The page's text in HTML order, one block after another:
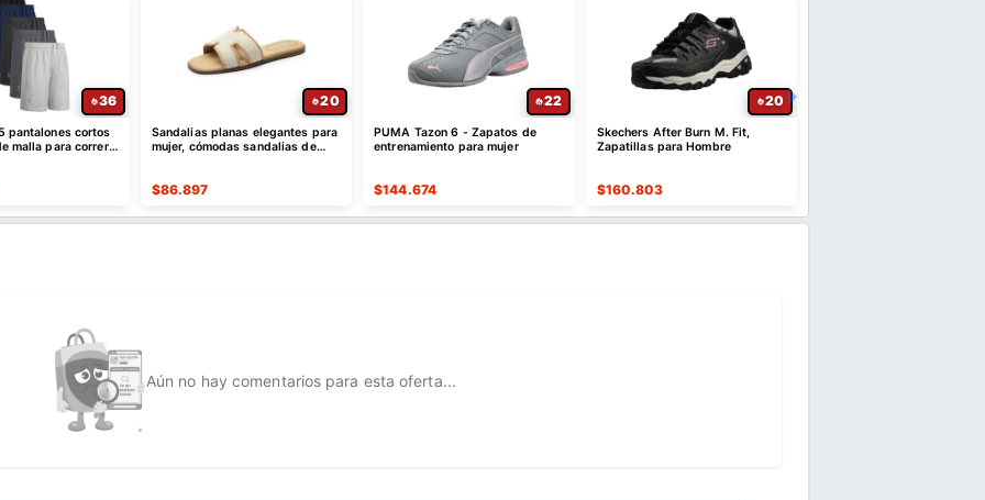
36
pantalones cortos
malla para correr,
20
Sandalias planas elegantes para
mujer, cómodas sandalias de
$86.897
22
PUMA Tazon 6 - Zapatos de
entrenamiento para mujer
$144.674
20
Skechers After Burn M. Fit,
Zapatillas para Hombre
$160.803
Aún no hay comentarios para esta oferta...